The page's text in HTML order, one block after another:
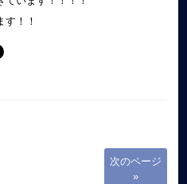
！！
次のページ
»